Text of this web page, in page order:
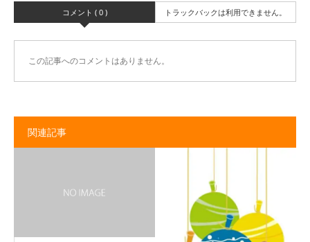
コメント ( 0 ) トラックバックは利用できません。
この記事へのコメントはありません。
関連記事